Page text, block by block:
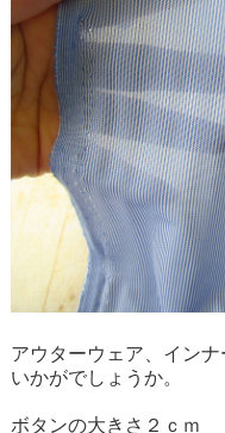
アウターウェア、イン
いかがでしょうか。
ボタンの大きさ２ｃｍ